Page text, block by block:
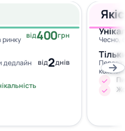
ринку від400грн
дедлайн
від2днів
Чесно,